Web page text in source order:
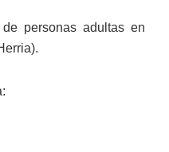
personas adultas en